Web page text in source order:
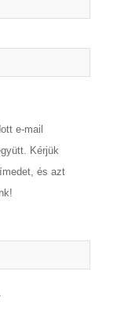
e-mail
Kérjük
és azt